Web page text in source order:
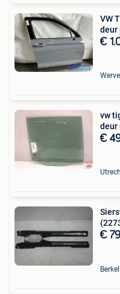
VW
deur
€
vw
deur
€
€